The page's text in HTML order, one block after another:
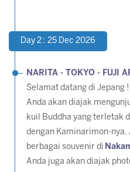
Day 2 : 25 Dec 2026
NARITA - TOKYO - FUJI
Selamat datang di Jepang
Anda akan diajak
kuil Buddha yang terletak
dengan Kaminarimon-nya,
berbagai souvenir di
Anda juga akan diajak